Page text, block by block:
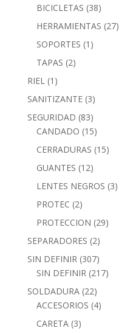
BICICLETAS (38)
HERRAMIENTAS (27)
SOPORTES (1)
TAPAS (2)
RIEL (1)
SANITIZANTE (3)
SEGURIDAD (83)
CANDADO (15)
CERRADURAS (15)
GUANTES (12)
LENTES NEGROS (3)
PROTEC (2)
PROTECCION (29)
SEPARADORES (2)
SIN DEFINIR (307)
SIN DEFINIR (217)
SOLDADURA (22)
ACCESORIOS (4)
CARETA (3)